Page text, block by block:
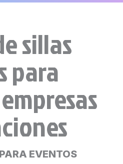
sillas
para
EVENTOS